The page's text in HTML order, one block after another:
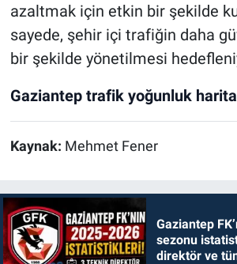
azaltmak için etkin bir şekilde
sayede, şehir içi trafiğin daha
bir şekilde yönetilmesi
Gaziantep trafik yoğunluk
Kaynak: Mehmet Fener
Gaziantep
sezonu
direktör ve